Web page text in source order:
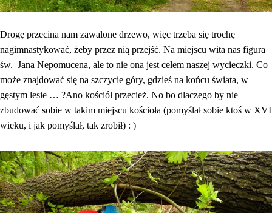
Drogę przecina nam zawalone drzewo, więc trzeba się trochę
nagimnastykować, żeby przez nią przejść. Na miejscu wita nas figura
św. Jana Nepomucena, ale to nie ona jest celem naszej wycieczki. Co
może znajdować się na szczycie góry, gdzieś na końcu świata, w
gęstym lesie … ?Ano kościół przecież. No bo dlaczego by nie
zbudować sobie w takim miejscu kościoła (pomyślał sobie ktoś w XVI
wieku, i jak pomyślał, tak zrobił) : )